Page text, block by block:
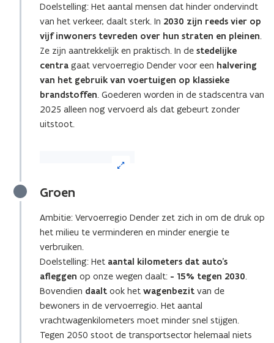
weergave)
afbeelding
een
vergrote
weergave)
Doelstelling: Het aantal mensen dat hinder ondervindt
van het verkeer, daalt sterk. In 2030 zijn reeds vier op
vijf inwoners tevreden over hun straten en pleinen.
Ze zijn aantrekkelijk en praktisch. In de stedelijke
centra gaat vervoerregio Dender voor een halvering
van het gebruik van voertuigen op klassieke
brandstoffen. Goederen worden in de stadscentra van
2025 alleen nog vervoerd als dat gebeurt zonder
uitstoot.
Groen
Ambitie: Vervoerregio Dender zet zich in om de druk op
het milieu te verminderen en minder energie te
verbruiken.
Doelstelling: Het aantal kilometers dat auto’s
afleggen op onze wegen daalt: - 15% tegen 2030.
Bovendien daalt ook het wagenbezit van de
bewoners in de vervoerregio. Het aantal
vrachtwagenkilometers moet minder snel stijgen.
Tegen 2050 stoot de transportsector helemaal niets